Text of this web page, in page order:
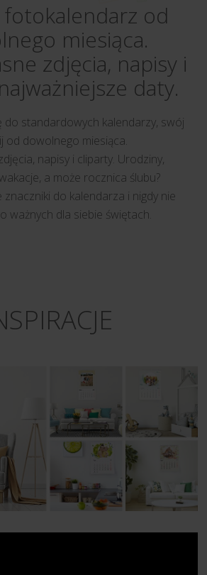
od
miesiąca.
zdjęcia, napisy i
daty.
do standardowych kalendarzy, swój
od dowolnego miesiąca.
napisy i cliparty. Urodziny,
a może rocznica ślubu?
do kalendarza i nigdy nie
ważnych dla siebie świętach.